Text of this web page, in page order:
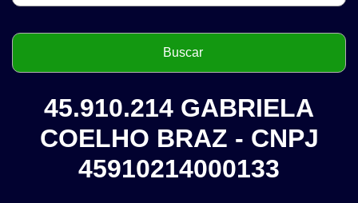
45.910.214 GABRIELA
COELHO BRAZ - CNPJ
45910214000133